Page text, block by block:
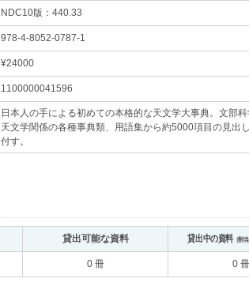
NDC10版：440.33
978-4-8052-0787-1
¥24000
1100000041596
日本人の手による初めての本格的な天文学大事典。文部
天文学関係の各種事典類、用語集から約5000項目の見出
付す。
貸出可能な資料 貸出中の資料（割当
0 冊 0 冊